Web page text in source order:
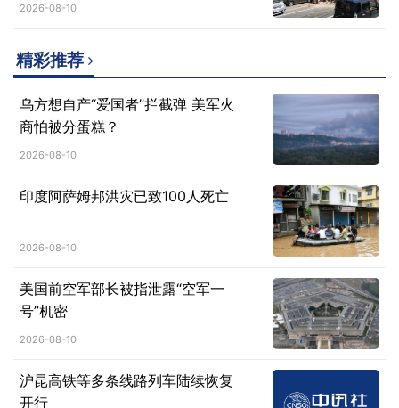
2026-08-10
精彩推荐
乌方想自产“爱国者”拦截弹 美军火
商怕被分蛋糕？
2026-08-10
印度阿萨姆邦洪灾已致100人死亡
2026-08-10
美国前空军部长被指泄露“空军一
号”机密
2026-08-10
沪昆高铁等多条线路列车陆续恢复
开行